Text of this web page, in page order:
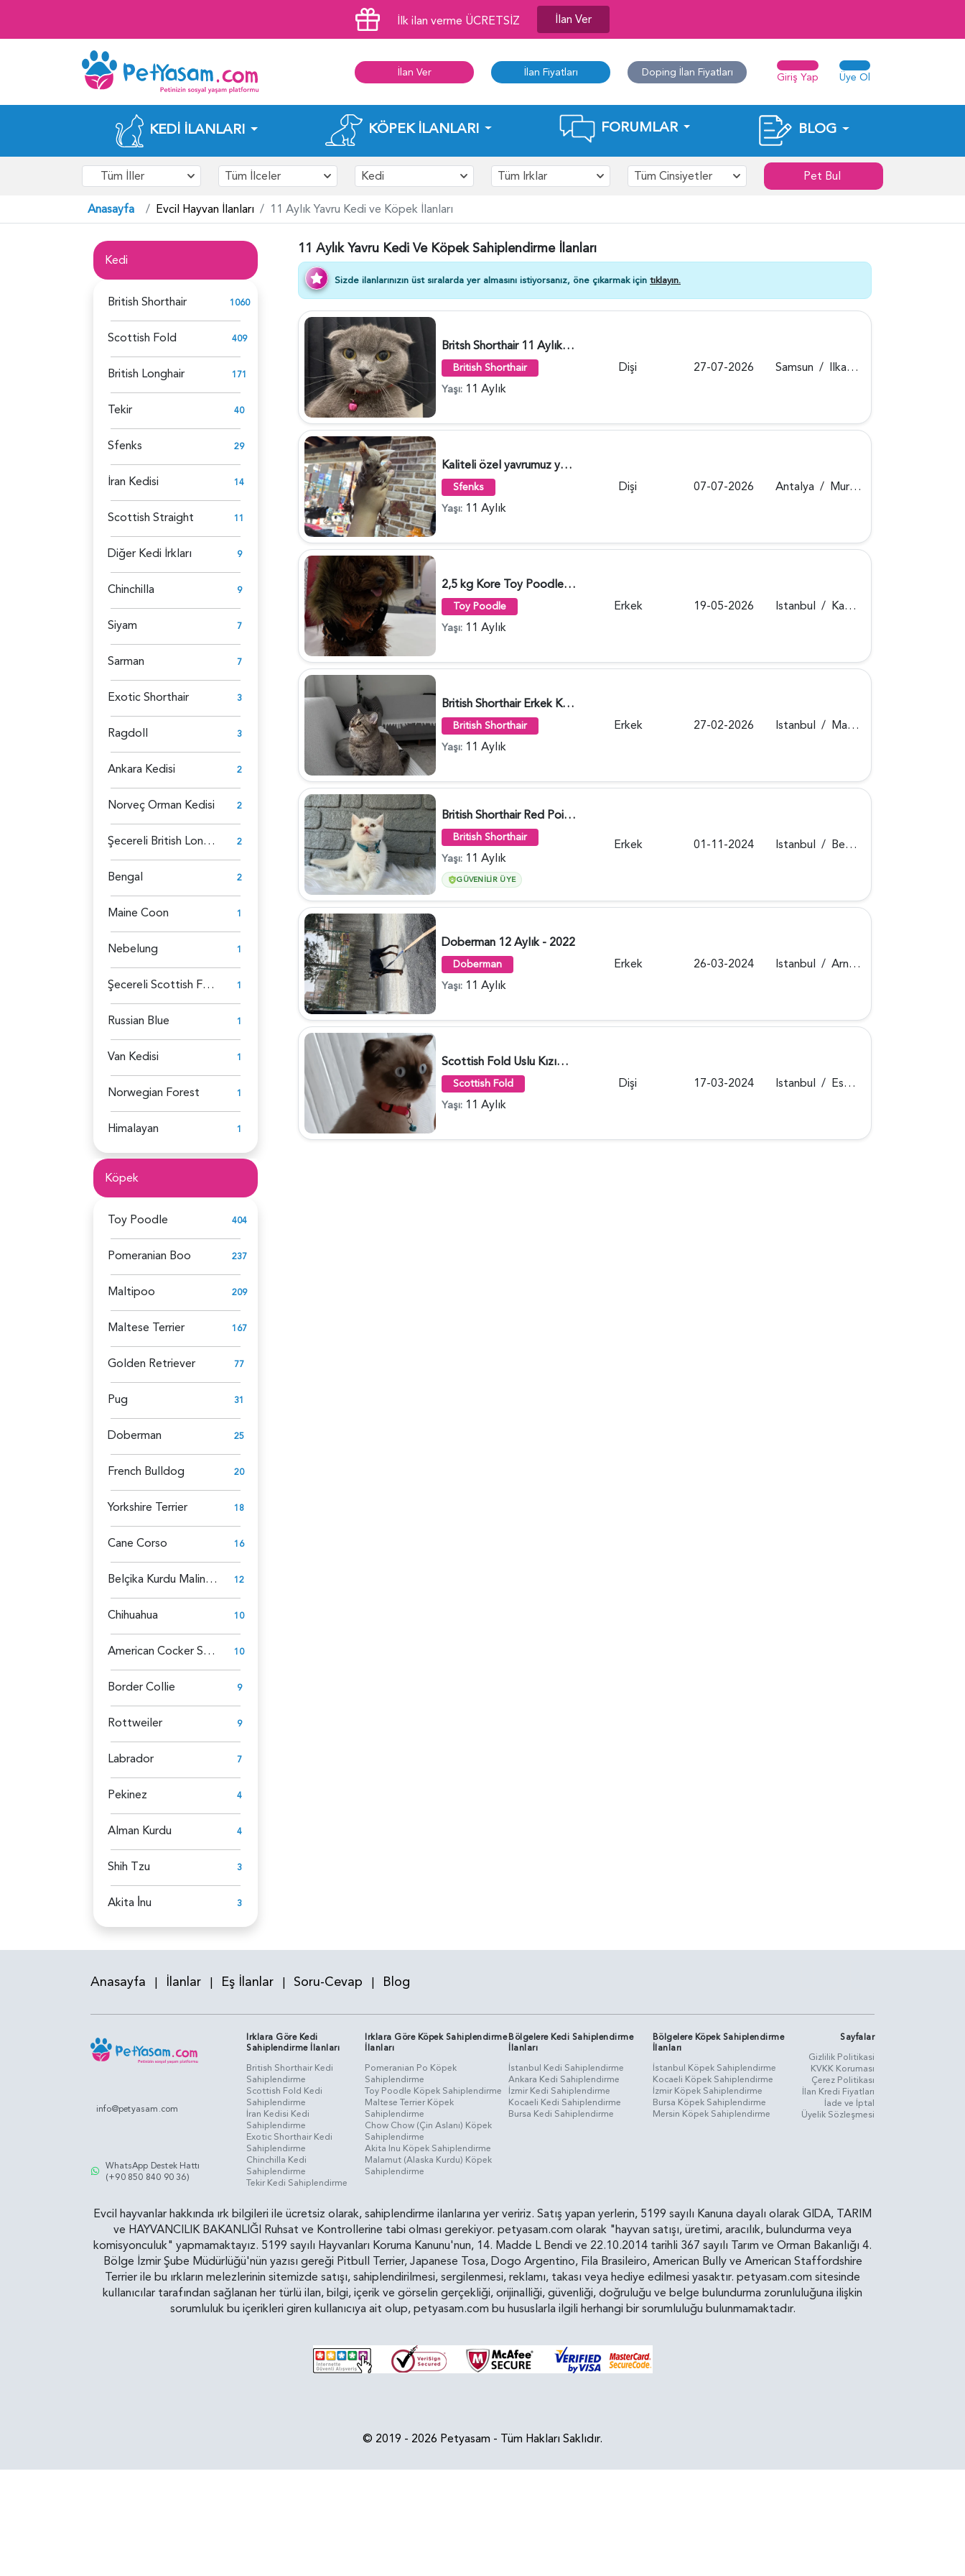
İlk ilan verme ÜCRETSİZ İlan Ver
İlan Ver İlan Fiyatları Doping İlan Fiyatları Giriş Yap Üye Ol
KEDI İLANLARI KÖPEK İLANLARI FORUMLAR BLOG
Tüm İller Tüm İlceler Kedi Tüm Irklar Tüm Cinsiyetler Pet Bul
Anasayfa Evcil Hayvan İlanları 11 Aylık Yavru Kedi ve Köpek İlanları
Kedi
British Shorthair 1060
Scottish Fold 409
British Longhair 171
Tekir 40
Sfenks 29
İran Kedisi 14
Scottish Straight 11
Diğer Kedi İrkları 9
Chinchilla 9
Siyam 7
Sarman 7
Exotic Shorthair 3
Ragdoll 3
Ankara Kedisi 2
Norveç Orman Kedisi 2
Şecereli British Longhair 2
Bengal 2
Maine Coon 1
Nebelung 1
Şecereli Scottish Fold 1
Russian Blue 1
Van Kedisi 1
Norwegian Forest 1
Himalayan 1
Köpek
Toy Poodle 404
Pomeranian Boo 237
Maltipoo 209
Maltese Terrier 167
Golden Retriever 77
Pug 31
Doberman 25
French Bulldog 20
Yorkshire Terrier 18
Cane Corso 16
Belçika Kurdu Malinois 12
Chihuahua 10
American Cocker Spaniel 10
Border Collie 9
Rottweiler 9
Labrador 7
Pekinez 4
Alman Kurdu 4
Shih Tzu 3
Akita İ̇nu 3
11 Aylık Yavru Kedi Ve Köpek Sahiplendirme İlanları
Sizde ilanlarınızın üst sıralarda yer almasını istiyorsanız, öne çıkarmak için tıklayın.
Britsh Shorthair 11 Aylık Dişi - 5752
British Shorthair
Yaşı: 11 Aylık
Dişi 27-07-2026 Samsun / Ilkadim
Kaliteli özel yavrumuz yeni yuvasını bekliyor - 4993
Sfenks
Yaşı: 11 Aylık
Dişi 07-07-2026 Antalya / Muratpaşa
2,5 kg Kore Toy Poodle Red Brown oğluma çiftleştirmek için dişi toy Poodle arıyoruz - 4256
Toy Poodle
Yaşı: 11 Aylık
Erkek 19-05-2026 Istanbul / Kadiköy
British Shorthair Erkek Kısır 8aylık - 3965
British Shorthair
Yaşı: 11 Aylık
Erkek 27-02-2026 Istanbul / Maltepe
British Shorthair Red Point 2 Aylık Erkek - 2727
British Shorthair
Yaşı: 11 Aylık
GÜVENILIR ÜYE
Erkek 01-11-2024 Istanbul / Beykoz
Doberman 12 Aylık - 2022
Doberman
Yaşı: 11 Aylık
Erkek 26-03-2024 Istanbul / Arnavutköy
Scottish Fold Uslu Kızım Lıly Yuva Arıyor - 1504
Scottish Fold
Yaşı: 11 Aylık
Dişi 17-03-2024 Istanbul / Esenyurt
Anasayfa | İlanlar | Eş İlanlar | Soru-Cevap | Blog
info@petyasam.com
WhatsApp Destek Hattı
(+90 850 840 90 36)
Irklara Göre Kedi
Sahiplendirme İlanları
British Shorthair Kedi
Sahiplendirme
Scottish Fold Kedi
Sahiplendirme
İran Kedisi Kedi
Sahiplendirme
Exotic Shorthair Kedi
Sahiplendirme
Chinchilla Kedi
Sahiplendirme
Tekir Kedi Sahiplendirme
Irklara Göre Köpek Sahiplendirme
İlanları
Pomeranian Po Köpek
Sahiplendirme
Toy Poodle Köpek Sahiplendirme
Maltese Terrier Köpek
Sahiplendirme
Chow Chow (Çin Aslanı) Köpek
Sahiplendirme
Akita Inu Köpek Sahiplendirme
Malamut (Alaska Kurdu) Köpek
Sahiplendirme
Bölgelere Kedi Sahiplendirme
İlanları
İstanbul Kedi Sahiplendirme
Ankara Kedi Sahiplendirme
İzmir Kedi Sahiplendirme
Kocaeli Kedi Sahiplendirme
Bursa Kedi Sahiplendirme
Bölgelere Köpek Sahiplendirme
İlanları
İstanbul Köpek Sahiplendirme
Kocaeli Köpek Sahiplendirme
İzmir Köpek Sahiplendirme
Bursa Köpek Sahiplendirme
Mersin Köpek Sahiplendirme
Sayfalar
Gizlilik Politikasi
KVKK Koruması
Çerez Politikası
İlan Kredi Fiyatları
İade ve İptal
Üyelik Sözleşmesi
Evcil hayvanlar hakkında ırk bilgileri ile ücretsiz olarak, sahiplendirme ilanlarına yer veririz. Satış yapan yerlerin, 5199 sayılı Kanuna dayalı olarak GIDA, TARIM
ve HAYVANCILIK BAKANLIĞI Ruhsat ve Kontrollerine tabi olması gerekiyor. petyasam.com olarak "hayvan satışı, üretimi, aracılık, bulundurma veya
komisyonculuk" yapmamaktayız. 5199 sayılı Hayvanları Koruma Kanunu'nun, 14. Madde L Bendi ve 22.10.2014 tarihli 367 sayılı Tarım ve Orman Bakanlığı 4.
Bölge İzmir Şube Müdürlüğü'nün yazısı gereği Pitbull Terrier, Japanese Tosa, Dogo Argentino, Fila Brasileiro, American Bully ve American Staffordshire
Terrier ile bu ırkların melezlerinin sitemizde satışı, sahiplendirilmesi, sergilenmesi, reklamı, takası veya hediye edilmesi yasaktır. petyasam.com sitesinde
kullanıcılar tarafından sağlanan her türlü ilan, bilgi, içerik ve görselin gerçekliği, orijinalliği, güvenliği, doğruluğu ve belge bulundurma zorunluluğuna ilişkin
sorumluluk bu içerikleri giren kullanıcıya ait olup, petyasam.com bu hususlarla ilgili herhangi bir sorumluluğu bulunmamaktadır.
© 2019 - 2026 Petyasam - Tüm Hakları Saklıdır.